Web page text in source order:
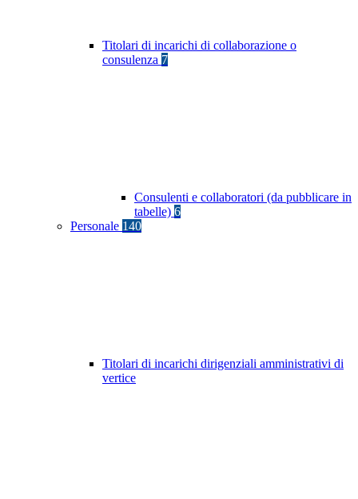
Titolari di incarichi di collaborazione o
consulenza 7
Consulenti e collaboratori (da pubblicare in
tabelle) 6
Personale 140
Titolari di incarichi dirigenziali amministrativi di
vertice